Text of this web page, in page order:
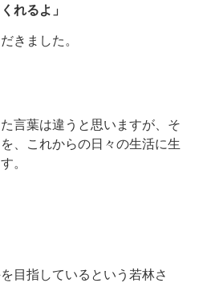
れるよ」
きました。
言葉は違うと思いますが、そ
、これからの日々の生活に生
。
目指しているという若林さ